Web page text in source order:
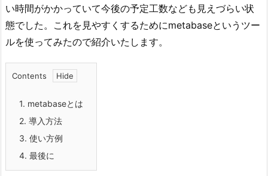
い時間がかかっていて今後の予定工数なども見えづらい状
態でした。これを見やすくするためにmetabaseというツー
ルを使ってみたので紹介いたします。
Contents
1. metabaseとは
2. 導入方法
3. 使い方例
4. 最後に